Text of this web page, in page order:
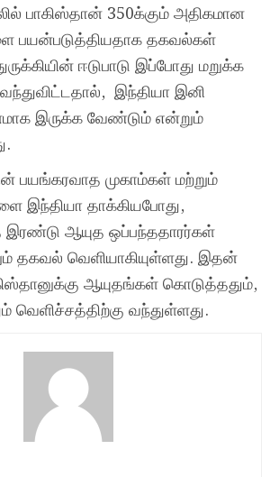
பாகிஸ்தான் 350க்கும் அதிகமான
பயன்படுத்தியதாக தகவல்கள்
ஈடுபாடு இப்போது மறுக்க
வந்துவிட்டதால், இந்தியா இனி
இருக்க வேண்டும் என்றும்
பயங்கரவாத முகாம்கள் மற்றும்
இந்தியா தாக்கியபோது,
இரண்டு ஆயுத ஒப்பந்ததாரர்கள்
தகவல் வெளியாகியுள்ளது. இதன்
ஆயுதங்கள் கொடுத்ததும்,
வெளிச்சத்திற்கு வந்துள்ளது.